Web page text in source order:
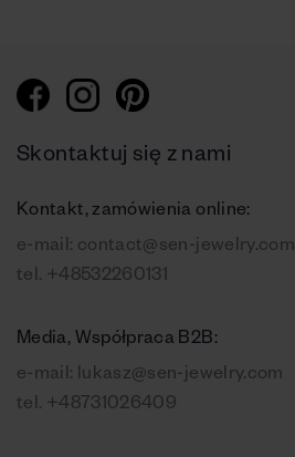
Skontaktuj się z nami
Kontakt, zamówienia online:
e-mail: contact@sen-jewelry.com
tel. +48532260131
Media, Współpraca B2B:
e-mail: lukasz@sen-jewelry.com
tel. +48731026409